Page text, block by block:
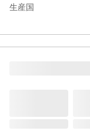
生産国
材質1